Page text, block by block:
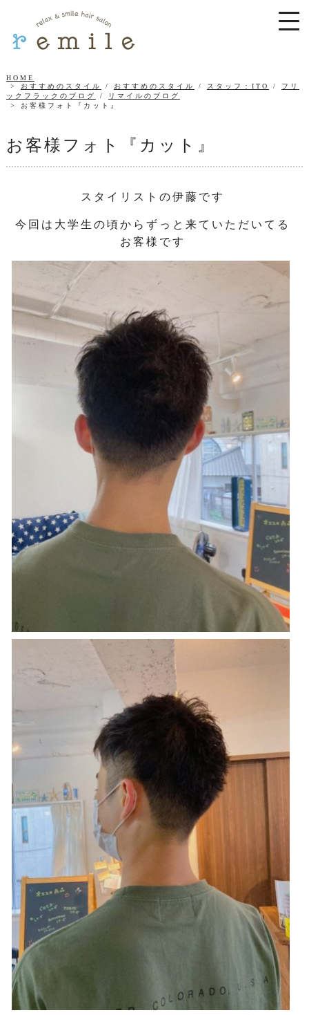
HOME
おすすめのスタイル
/ おすすめのスタイル / スタッフ：ITO / フリ
ックフラックのブログ
/
リマイルのブログ
お客様フォト『カット』
お客様フォト『カット』
スタイリストの伊藤です
今回は大学生の頃からずっと来ていただいてる
お客様です